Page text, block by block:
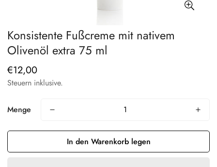
Konsistente Fußcreme mit nativem
Olivenöl extra 75 ml
Regulärer
Preis
€12,00
Steuern inklusive.
Menge
In den Warenkorb legen